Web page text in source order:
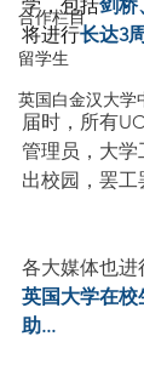
合作栏目
留学生
英国白金汉大学
学，包括剑桥
将进行长达3
届时，所有
管理员，大学
出校园，罢工
各大媒体也进
英国大学在
助...